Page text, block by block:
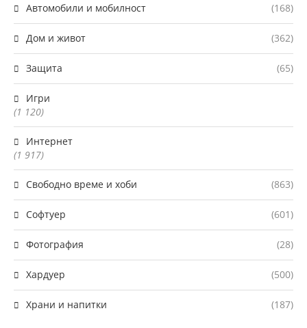
Автомобили и мобилност (168)
Дом и живот (362)
Защита (65)
Игри
(1 120)
Интернет
(1 917)
Свободно време и хоби (863)
Софтуер (601)
Фотография (28)
Хардуер (500)
Храни и напитки (187)